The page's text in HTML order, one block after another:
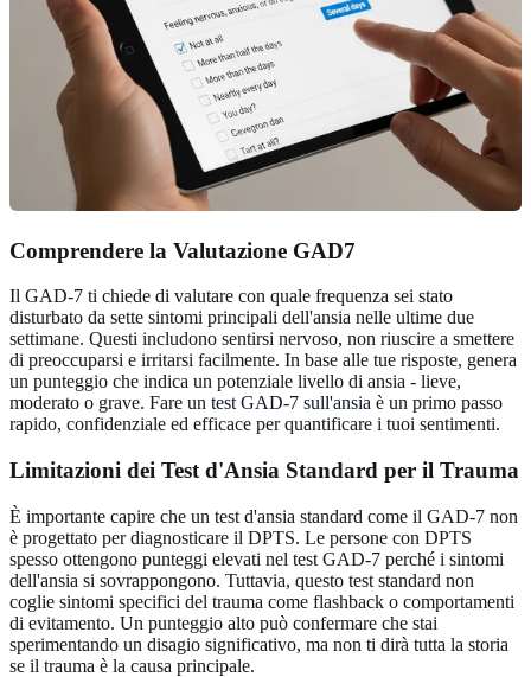
Comprendere la Valutazione GAD7
Il GAD-7 ti chiede di valutare con quale frequenza sei stato
disturbato da sette sintomi principali dell'ansia nelle ultime due
settimane. Questi includono sentirsi nervoso, non riuscire a smettere
di preoccuparsi e irritarsi facilmente. In base alle tue risposte, genera
un punteggio che indica un potenziale livello di ansia - lieve,
moderato o grave. Fare un test GAD-7 sull'ansia è un primo passo
rapido, confidenziale ed efficace per quantificare i tuoi sentimenti.
Limitazioni dei Test d'Ansia Standard per il Trauma
È importante capire che un test d'ansia standard come il GAD-7 non
è progettato per diagnosticare il DPTS. Le persone con DPTS
spesso ottengono punteggi elevati nel test GAD-7 perché i sintomi
dell'ansia si sovrappongono. Tuttavia, questo test standard non
coglie sintomi specifici del trauma come flashback o comportamenti
di evitamento. Un punteggio alto può confermare che stai
sperimentando un disagio significativo, ma non ti dirà tutta la storia
se il trauma è la causa principale.